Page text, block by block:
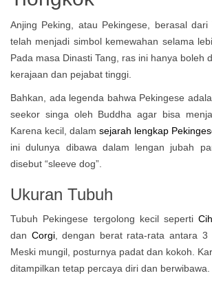
Anjing Peking, atau Pekingese, berasal dari
telah menjadi simbol kemewahan selama
Pada masa Dinasti Tang, ras ini hanya boleh
kerajaan dan pejabat tinggi.
Bahkan, ada legenda bahwa Pekingese
seekor singa oleh Buddha agar bisa
Karena kecil, dalam sejarah lengkap
ini dulunya dibawa dalam lengan jubah
disebut “sleeve dog”.
Ukuran Tubuh
Tubuh Pekingese tergolong kecil seperti
dan Corgi, dengan berat rata-rata antara 3
Meski mungil, posturnya padat dan kokoh.
ditampilkan tetap percaya diri dan berwibawa.